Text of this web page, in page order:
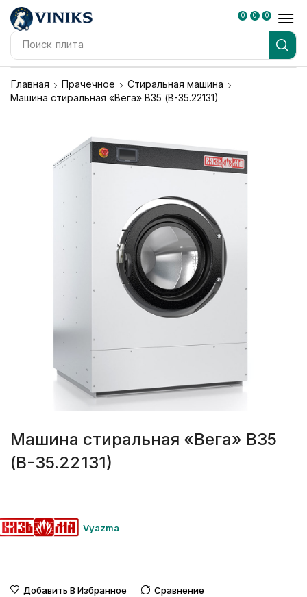
Поиск плита
0 0 0
Главная Прачечное
Стиральная машина
Машина стиральная «Вега» В35 (В-35.22131)
Машина стиральная «Вега» В35
(В-35.22131)
Vyazma
Добавить В Избранное Сравнение